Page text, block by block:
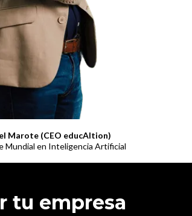
Marote (CEO educAItion)
Mundial en Inteligencia Artificial
tu empresa